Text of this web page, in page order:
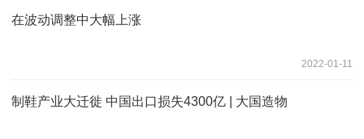
在波动调整中大幅上涨
2022-01-11
制鞋产业大迁徙 中国出口损失4300亿 | 大国造物